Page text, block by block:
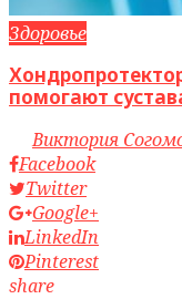
Здоровье
помогают
byВиктория
Facebook
Twitter
Google+
LinkedIn
Pinterest
share